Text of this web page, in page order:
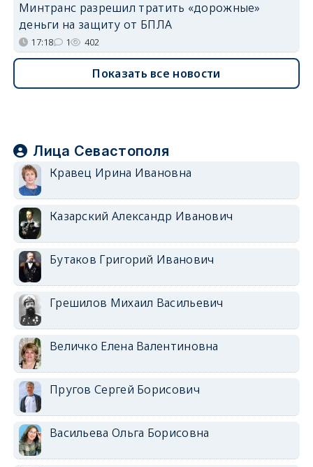
Минтранс разрешил тратить «дорожные»
деньги на защиту от БПЛА
17:18 1 402
Показать все новости
Лица Севастополя
Кравец Ирина Ивановна
Казарский Александр Иванович
Бутаков Григорий Иванович
Грешилов Михаил Васильевич
Величко Елена Валентиновна
Пругов Сергей Борисович
Васильева Ольга Борисовна